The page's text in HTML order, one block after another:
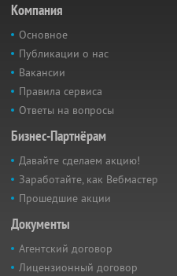
Компания
Основное
Публикации о нас
Вакансии
Правила сервиса
Ответы на вопросы
Бизнес-Партнёрам
Давайте сделаем акцию!
Заработайте, как Вебмастер
Прошедшие акции
Документы
Агентский договор
Лицензионный договор